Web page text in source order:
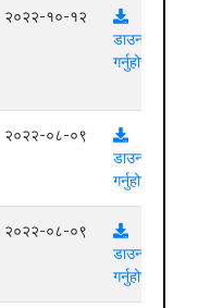
२०२२-१०-१२
डाउनलोड
गर्नुहोस्
२०२२-०८-०९
डाउनलोड
गर्नुहोस्
२०२२-०८-०९
डाउनलोड
गर्नुहोस्